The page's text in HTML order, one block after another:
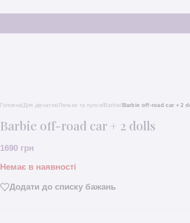
Головна/Для дівчаток/Ляльки та пупси/Barbie/Barbie off-road car + 2
Barbie off-road car + 2 dolls
1690 грн
Немає в наявності
Додати до списку бажань